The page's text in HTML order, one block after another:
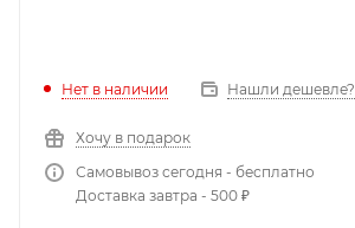
Нет в наличии Нашли дешевле?
Хочу в подарок
Самовывоз сегодня - бесплатно
Доставка завтра - 500 ₽